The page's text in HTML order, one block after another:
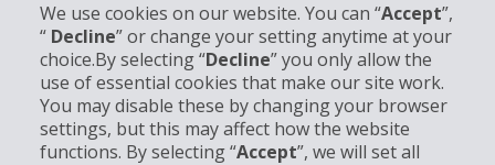
We use cookies on our website. You can “Accept”,
“ Decline” or change your setting anytime at your
choice.By selecting “Decline” you only allow the
use of essential cookies that make our site work.
You may disable these by changing your browser
settings, but this may affect how the website
functions. By selecting “Accept”, we will set all
Bedrijfsinformatie
Bedrijf